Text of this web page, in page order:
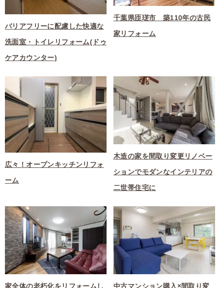
バリアフリーに配慮した快適な
洗面室・トイレリフォーム(ドゥ
ケアカウンター)
千葉県匝瑳市 築110年の古民
家リフォーム
広々！オープンキッチンリフォ
ーム
木造の家を間取り変更リノベー
ションでモダンなインテリアの
二世帯住宅に
家全体の老朽化をリフォームし
中古マンション購入×間取り変